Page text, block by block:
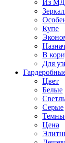
Из
Купе
В
Для
Цвет
Белые
Серые
Цена